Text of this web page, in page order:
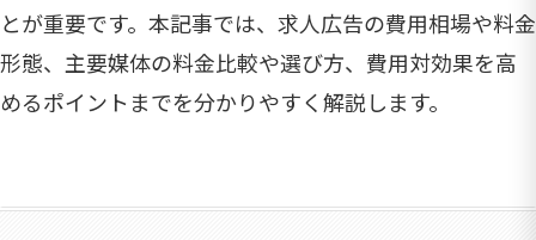
とが重要です。本記事では、求人広告の費用相場や料金
形態、主要媒体の料金比較や選び方、費用対効果を高
めるポイントまでを分かりやすく解説します。